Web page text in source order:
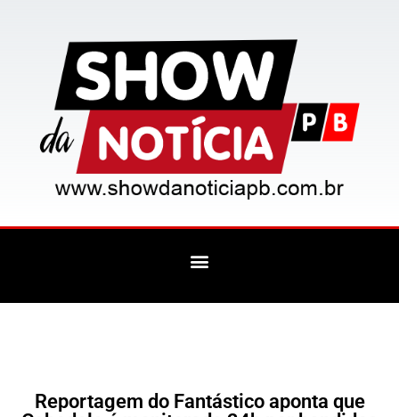
Reportagem do Fantástico aponta que